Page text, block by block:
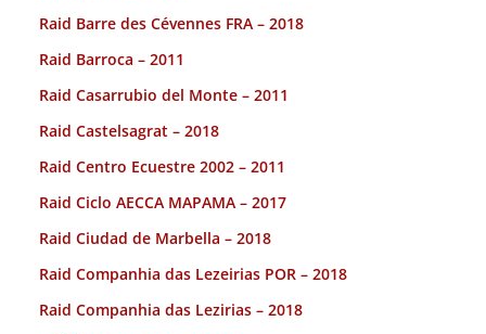
Raid Barre des Cévennes FRA – 2018
Raid Barroca – 2011
Raid Casarrubio del Monte – 2011
Raid Castelsagrat – 2018
Raid Centro Ecuestre 2002 – 2011
Raid Ciclo AECCA MAPAMA – 2017
Raid Ciudad de Marbella – 2018
Raid Companhia das Lezeirias POR – 2018
Raid Companhia das Lezirias – 2018